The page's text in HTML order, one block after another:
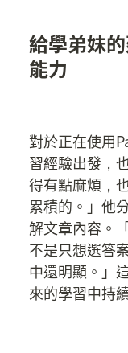
給學弟妹
能力
對於正在使用
習經驗出發，
得有點麻煩，
累積的。」他
解文章內容。
不是只想選答
中還明顯。」
來的學習中持